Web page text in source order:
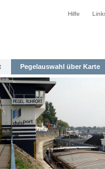
Hilfe
Pegelauswahl über Karte